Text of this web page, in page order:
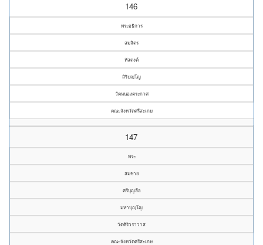
146
พระอธิการ
สมจิตร
หัสดงค์
สิริปญฺโญ
วัดหนองตระกาศ
คณะจังหวัดศรีสะเกษ
147
พระ
สมชาย
ศรีบุญลือ
มหาปุญฺโญ
วัดศิริวราวาส
คณะจังหวัดศรีสะเกษ